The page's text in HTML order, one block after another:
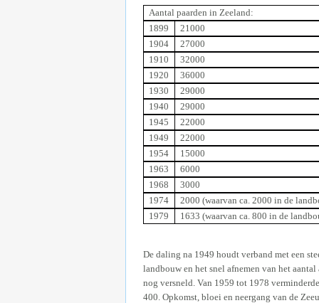
Aantal paarden in Zeeland:
1899
21000
1904
27000
1910
32000
1920
36000
1930
29000
1940
29000
1945
22000
1949
22000
1954
15000
1963
6000
1968
3000
1974
2000 (waarvan ca. 2000 in de
1979
1633 (waarvan ca. 800 in de
De daling na 1949 houdt verband met een
landbouw en het snel afnemen van het
nog versneld. Van 1959 tot 1978
400. Opkomst, bloei en neergang van de